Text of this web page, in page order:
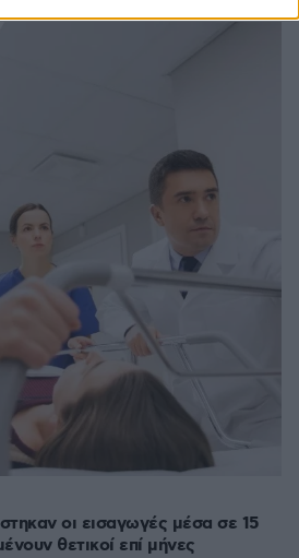
οι εισαγωγές μέσα σε 15
θετικοί επί μήνες